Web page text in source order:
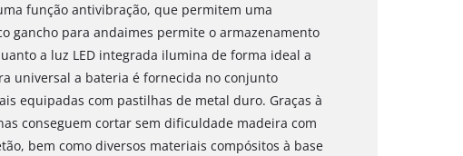
função antivibração, que permitem uma
gancho para andaimes permite o armazenamento
a luz LED integrada ilumina de forma ideal a
universal a bateria é fornecida no conjunto
equipadas com pastilhas de metal duro. Graças à
conseguem cortar sem dificuldade madeira com
bem como diversos materiais compósitos à base